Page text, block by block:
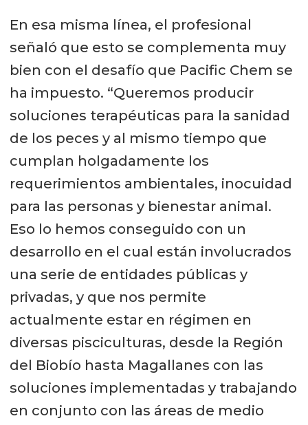
En esa misma línea, el profesional
señaló que esto se complementa muy
bien con el desafío que Pacific Chem se
ha impuesto. “Queremos producir
soluciones terapéuticas para la sanidad
de los peces y al mismo tiempo que
cumplan holgadamente los
requerimientos ambientales, inocuidad
para las personas y bienestar animal.
Eso lo hemos conseguido con un
desarrollo en el cual están involucrados
una serie de entidades públicas y
privadas, y que nos permite
actualmente estar en régimen en
diversas pisciculturas, desde la Región
del Biobío hasta Magallanes con las
soluciones implementadas y trabajando
en conjunto con las áreas de medio